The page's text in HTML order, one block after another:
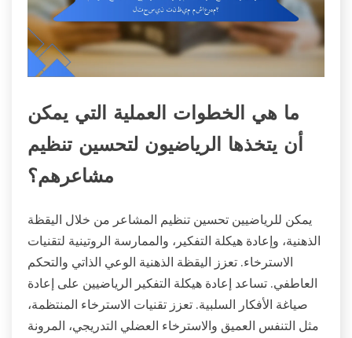
ما هي الخطوات العملية التي يمكن
أن يتخذها الرياضيون لتحسين تنظيم
مشاعرهم؟
يمكن للرياضيين تحسين تنظيم المشاعر من خلال اليقظة
الذهنية، وإعادة هيكلة التفكير، والممارسة الروتينية لتقنيات
الاسترخاء. تعزز اليقظة الذهنية الوعي الذاتي والتحكم
العاطفي. تساعد إعادة هيكلة التفكير الرياضيين على إعادة
صياغة الأفكار السلبية. تعزز تقنيات الاسترخاء المنتظمة،
مثل التنفس العميق والاسترخاء العضلي التدريجي، المرونة